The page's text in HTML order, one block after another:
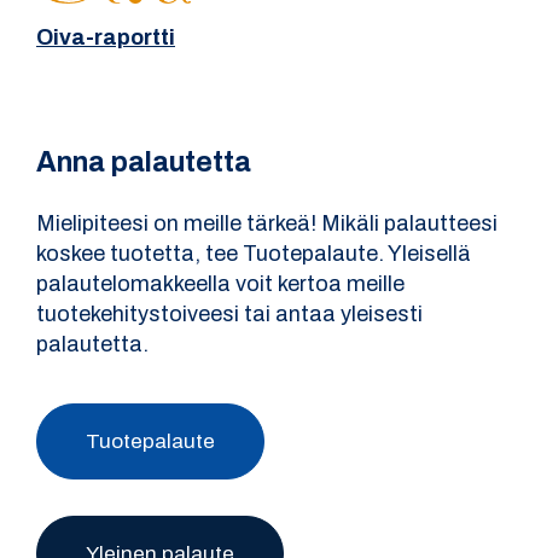
Oiva-raportti
Anna palautetta
Mielipiteesi on meille tärkeä! Mikäli palautteesi
koskee tuotetta, tee Tuotepalaute. Yleisellä
palautelomakkeella voit kertoa meille
tuotekehitystoiveesi tai antaa yleisesti
palautetta.
Tuotepalaute